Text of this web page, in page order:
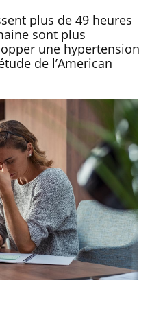
plus de 49 heures
sont plus
une hypertension
de l’American